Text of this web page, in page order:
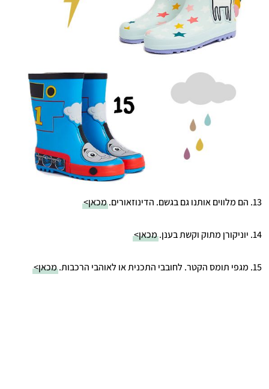
13. הם מלווים אותנו גם בגשם. הדינוזאורים. מכאן>
14. יוניקורן מתוק וקשת בענן. מכאן>
15. מגפי תומס הקטר. לחובבי התכנית או לאוהבי הרכבות. מכאן>